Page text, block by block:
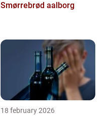
Smørrebrød aalborg
18 february 2026